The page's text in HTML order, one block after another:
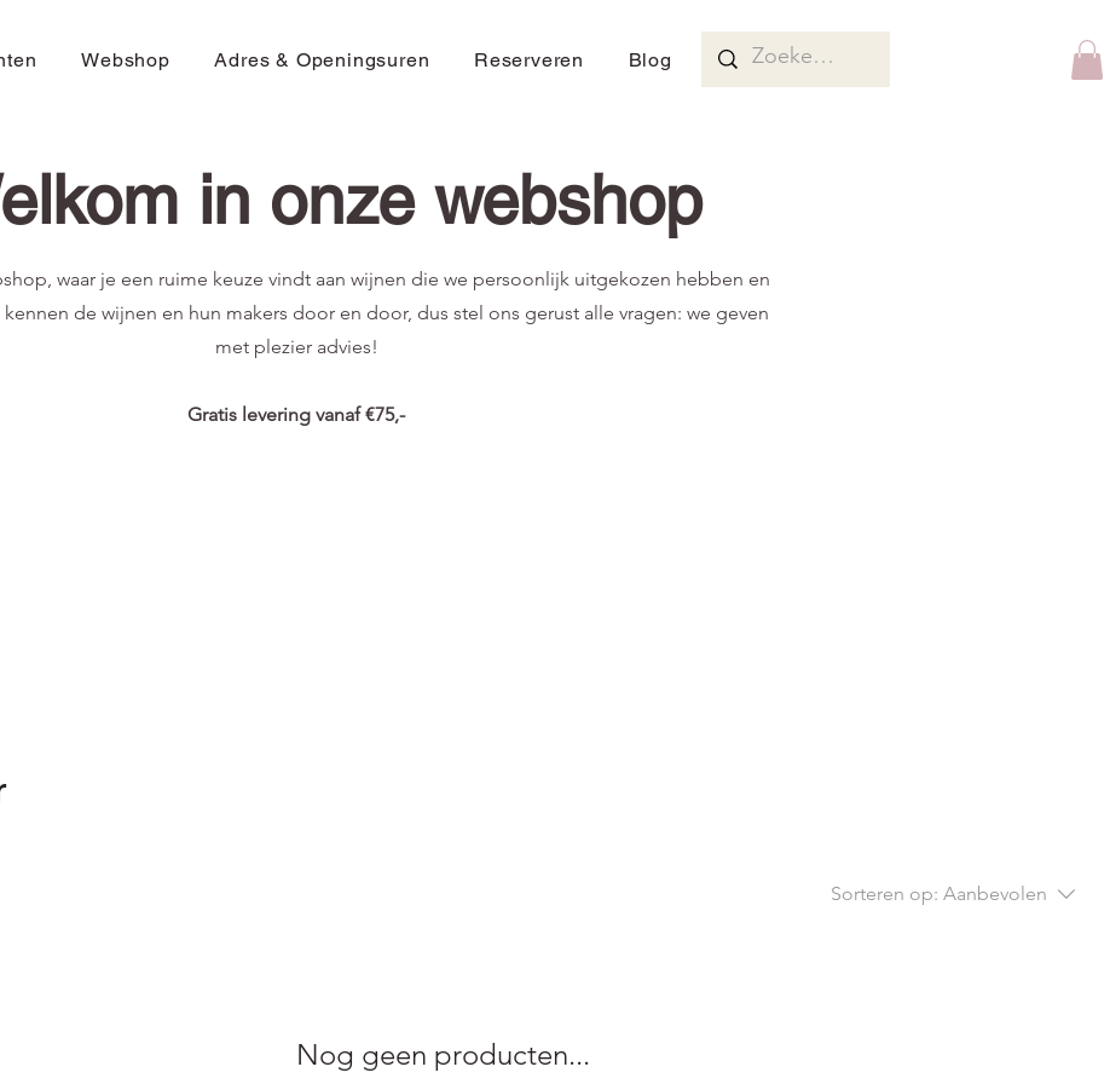
Webshop Adres & Openingsuren Reserveren Blog
in onze webshop
waar je een ruime keuze vindt aan wijnen die we persoonlijk uitgekozen hebben en
de wijnen en hun makers door en door, dus stel ons gerust alle vragen: we geven
met plezier advies!
Gratis levering vanaf €75,-
Sorteren op: Aanbevolen
Nog geen producten...